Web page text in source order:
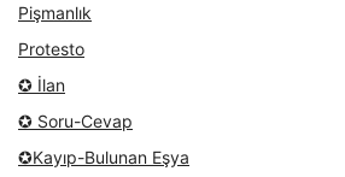
Pişmanlık
Protesto
✪ İlan
✪ Soru-Cevap
✪Kayıp-Bulunan Eşya